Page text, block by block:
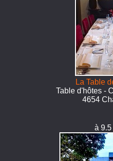
La Table
Table d'hôtes -
4654
à 9.5